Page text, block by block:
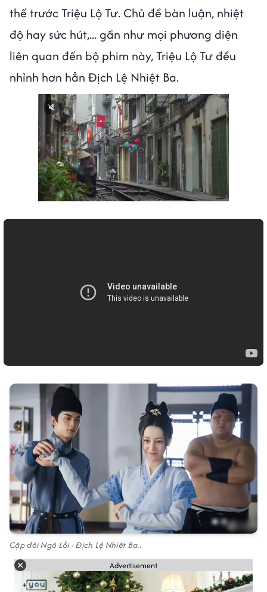
thế trước Triệu Lộ Tư. Chủ đề bàn luận, nhiệt
độ hay sức hút,... gần như mọi phương diện
liên quan đến bộ phim này, Triệu Lộ Tư đều
nhỉnh hơn hẳn Địch Lệ Nhiệt Ba.
Cặp đôi Ngô Lỗi - Địch Lệ Nhiệt Ba..
Advertisement